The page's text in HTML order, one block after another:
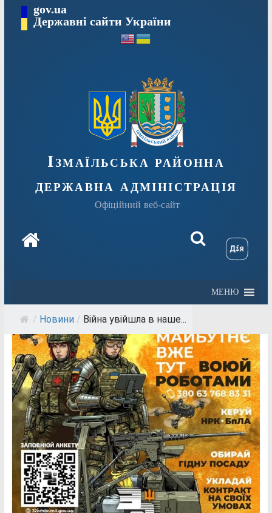
вмісту
gov.ua
Державні сайти України
Ізмаїльська районна
державна адміністрація
Офіційний веб-сайт
МЕНЮ
/ Новини / Війна увійшла в наше...